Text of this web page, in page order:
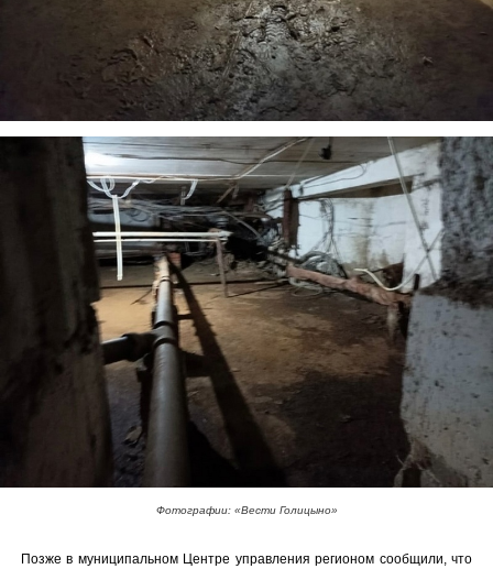
Фотографии: «Вести Голицыно»
Позже в муниципальном Центре управления регионом сообщили, что